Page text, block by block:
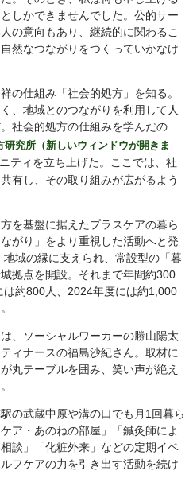
しかできませんでした。公的サー
の意向もあり、継続的に関わるこ
然なつながりをつくっていかなけ
の仕組み「社会的処方」を知る。
、地域とのつながりを利用して人
社会的処方の仕組みを学んだの
研究所（新しいウィンドウが開きま
ティを立ち上げた。ここでは、社
有し、その取り組みが広がるよう
を基盤に据えたプラスケアの暮ら
がり」をより重視した活動へと発
域の縁に支えられ、常設型の「暮
拠点を開設。それまで年間約300
は約800人、2024年度には約1,000
、ソーシャルワーカーの勝山陽太
ィナースの福島沙紀さん。取材に
丸テーブルを囲み、笑い声が絶え
の武蔵中原や溝の口でも月1回暮ら
ア・あのねの部屋」「鍼灸師によ
談」「化粧外来」などの定期イベ
フケアの力を引き出す活動を続け